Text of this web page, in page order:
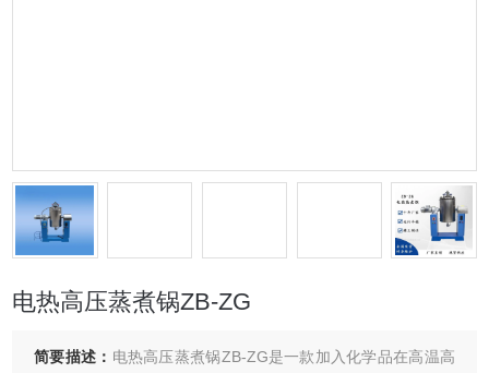
电热高压蒸煮锅ZB-ZG
简要描述： 电热高压蒸煮锅ZB-ZG是一款加入化学品在高温高